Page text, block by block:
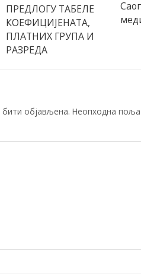
ПРЕДЛОГУ ТАБЕЛЕ
КОЕФИЦИЈЕНАТА,
ПЛАТНИХ ГРУПА И
РАЗРЕДА
објављена. Неопходна